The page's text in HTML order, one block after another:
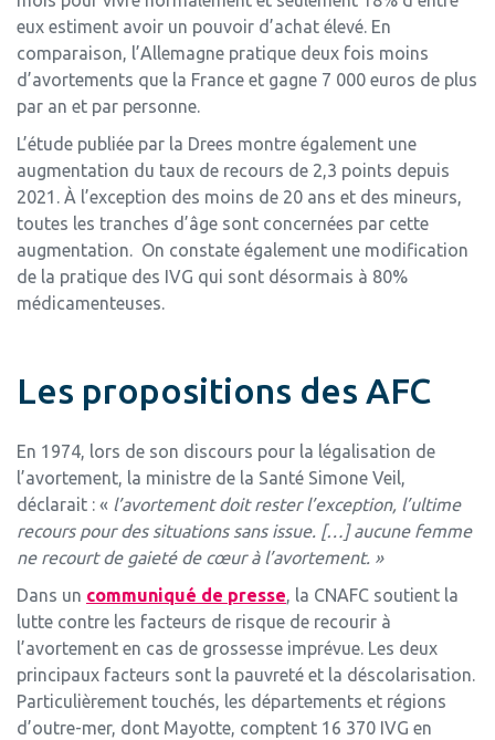
eux estiment avoir un pouvoir d’achat élevé. En
comparaison, l’Allemagne pratique deux fois moins
d’avortements que la France et gagne 7 000 euros de plus
par an et par personne.
L’étude publiée par la Drees montre également une
augmentation du taux de recours de 2,3 points depuis
2021. À l’exception des moins de 20 ans et des mineurs,
toutes les tranches d’âge sont concernées par cette
augmentation. On constate également une modification
de la pratique des IVG qui sont désormais à 80%
médicamenteuses.
Les propositions des AFC
En 1974, lors de son discours pour la légalisation de
l’avortement, la ministre de la Santé Simone Veil,
déclarait : « l’avortement doit rester l’exception, l’ultime
recours pour des situations sans issue. […] aucune femme
ne recourt de gaieté de cœur à l’avortement. »
Dans un communiqué de presse, la CNAFC soutient la
lutte contre les facteurs de risque de recourir à
l’avortement en cas de grossesse imprévue. Les deux
principaux facteurs sont la pauvreté et la déscolarisation.
Particulièrement touchés, les départements et régions
d’outre-mer, dont Mayotte, comptent 16 370 IVG en